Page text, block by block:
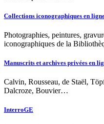
Collections iconographiques en
Photographies, peintures,
iconographiques de la
Manuscrits et archives privées en
Calvin, Rousseau, de Staël,
Dalcroze, Bouvier…
InterroGE